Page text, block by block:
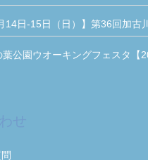
14日-15日（日）】第36回加古
公園ウオーキングフェスタ【